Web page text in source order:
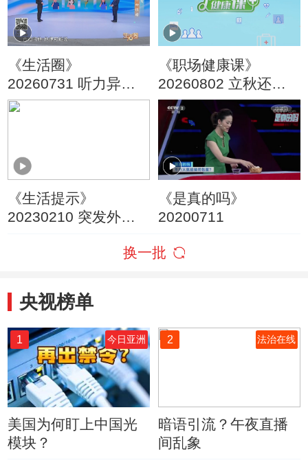
《生活圈》
20260731 听力异常
警惕听神经瘤
《职场健康课》
20260802 立秋还在
贴秋膘？这几道药膳
请收好
《生活提示》
20230210 突发外伤
《是真的吗》
20200711
换一批
央视榜单
1 今日亚洲
美国为何盯上中国光
模块？
2 法治在线
暗语引流？午夜直播
间乱象